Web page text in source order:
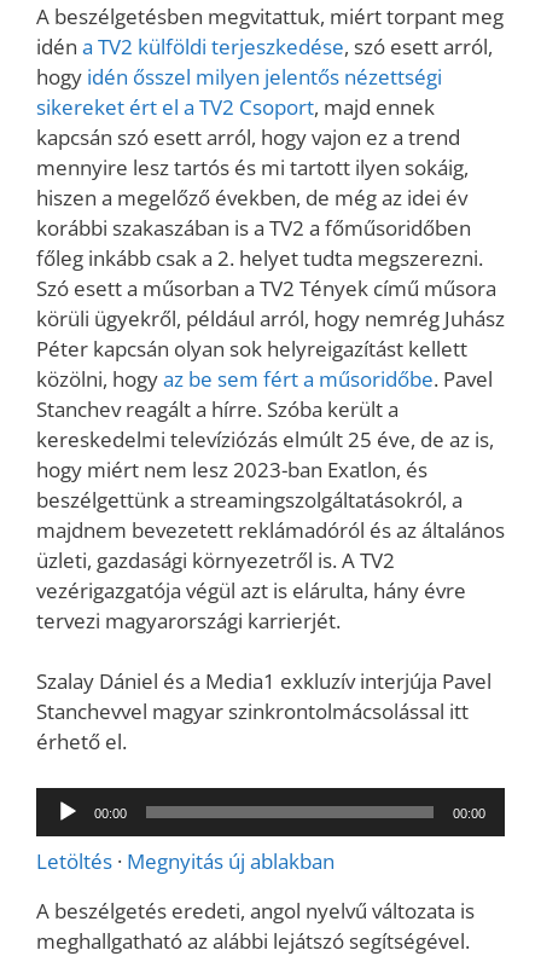
A beszélgetésben megvitattuk, miért torpant meg
idén a TV2 külföldi terjeszkedése, szó esett arról,
hogy idén ősszel milyen jelentős nézettségi
sikereket ért el a TV2 Csoport, majd ennek
kapcsán szó esett arról, hogy vajon ez a trend
mennyire lesz tartós és mi tartott ilyen sokáig,
hiszen a megelőző években, de még az idei év
korábbi szakaszában is a TV2 a főműsoridőben
főleg inkább csak a 2. helyet tudta megszerezni.
Szó esett a műsorban a TV2 Tények című műsora
körüli ügyekről, például arról, hogy nemrég Juhász
Péter kapcsán olyan sok helyreigazítást kellett
közölni, hogyaz be sem fért a műsoridőbe. Pavel
Stanchev reagált a hírre. Szóba került a
kereskedelmi televíziózás elmúlt 25 éve, de az is,
hogy miért nem lesz 2023-ban Exatlon, és
beszélgettünk a streamingszolgáltatásokról, a
majdnem bevezetett reklámadóról és az általános
üzleti, gazdasági környezetről is. A TV2
vezérigazgatója végül azt is elárulta, hány évre
tervezi magyarországi karrierjét.
Szalay Dániel és a Media1 exkluzív interjúja Pavel
Stanchevvel magyar szinkrontolmácsolással itt
érhető el.
Audió
lejátszó
00:00 00:00
Letöltés · Megnyitás új ablakban
A beszélgetés eredeti, angol nyelvű változata is
meghallgatható az alábbi lejátszó segítségével.